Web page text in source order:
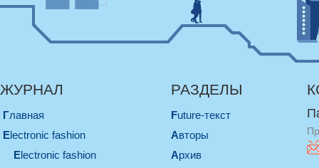
ЖУРНАЛ
Главная
electronic fashion
electronic fashion
РАЗДЕЛЫ
Future-текст
Авторы
Архив